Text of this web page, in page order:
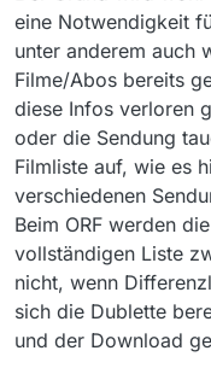
eine Notwendigkeit
unter anderem auch
Filme/Abos bereits
diese Infos verloren
oder die Sendung
Filmliste auf, wie es
verschiedenen
Beim ORF werden
vollständigen Liste
nicht, wenn
sich die Dublette
und der Download